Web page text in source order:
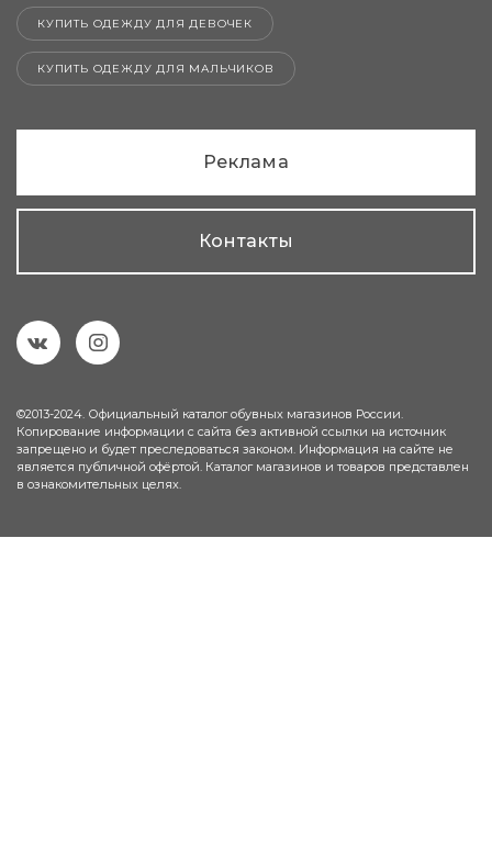
КУПИТЬ ОДЕЖДУ ДЛЯ ДЕВОЧЕК
КУПИТЬ ОДЕЖДУ ДЛЯ МАЛЬЧИКОВ
Реклама
Контакты
©2013-2024. Официальный каталог обувных магазинов России.
Копирование информации с сайта без активной ссылки на источник
запрещено и будет преследоваться законом. Информация на сайте не
является публичной офёртой. Каталог магазинов и товаров представлен
в ознакомительных целях.